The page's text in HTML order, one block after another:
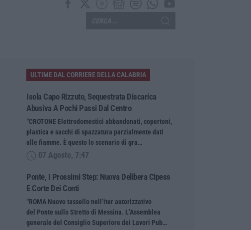
ULTIME DAL CORRIERE DELLA CALABRIA
Isola Capo Rizzuto, Sequestrata Discarica
Abusiva A Pochi Passi Dal Centro
“CROTONE Elettrodomestici abbandonati, copertoni,
plastica e sacchi di spazzatura parzialmente dati
alle fiamme. È questo lo scenario di gra…
07 Agosto, 7:47
Ponte, I Prossimi Step: Nuova Delibera Cipess
E Corte Dei Conti
“ROMA Nuovo tassello nell’iter autorizzativo
del Ponte sullo Stretto di Messina. L’Assemblea
generale del Consiglio Superiore dei Lavori Pub…